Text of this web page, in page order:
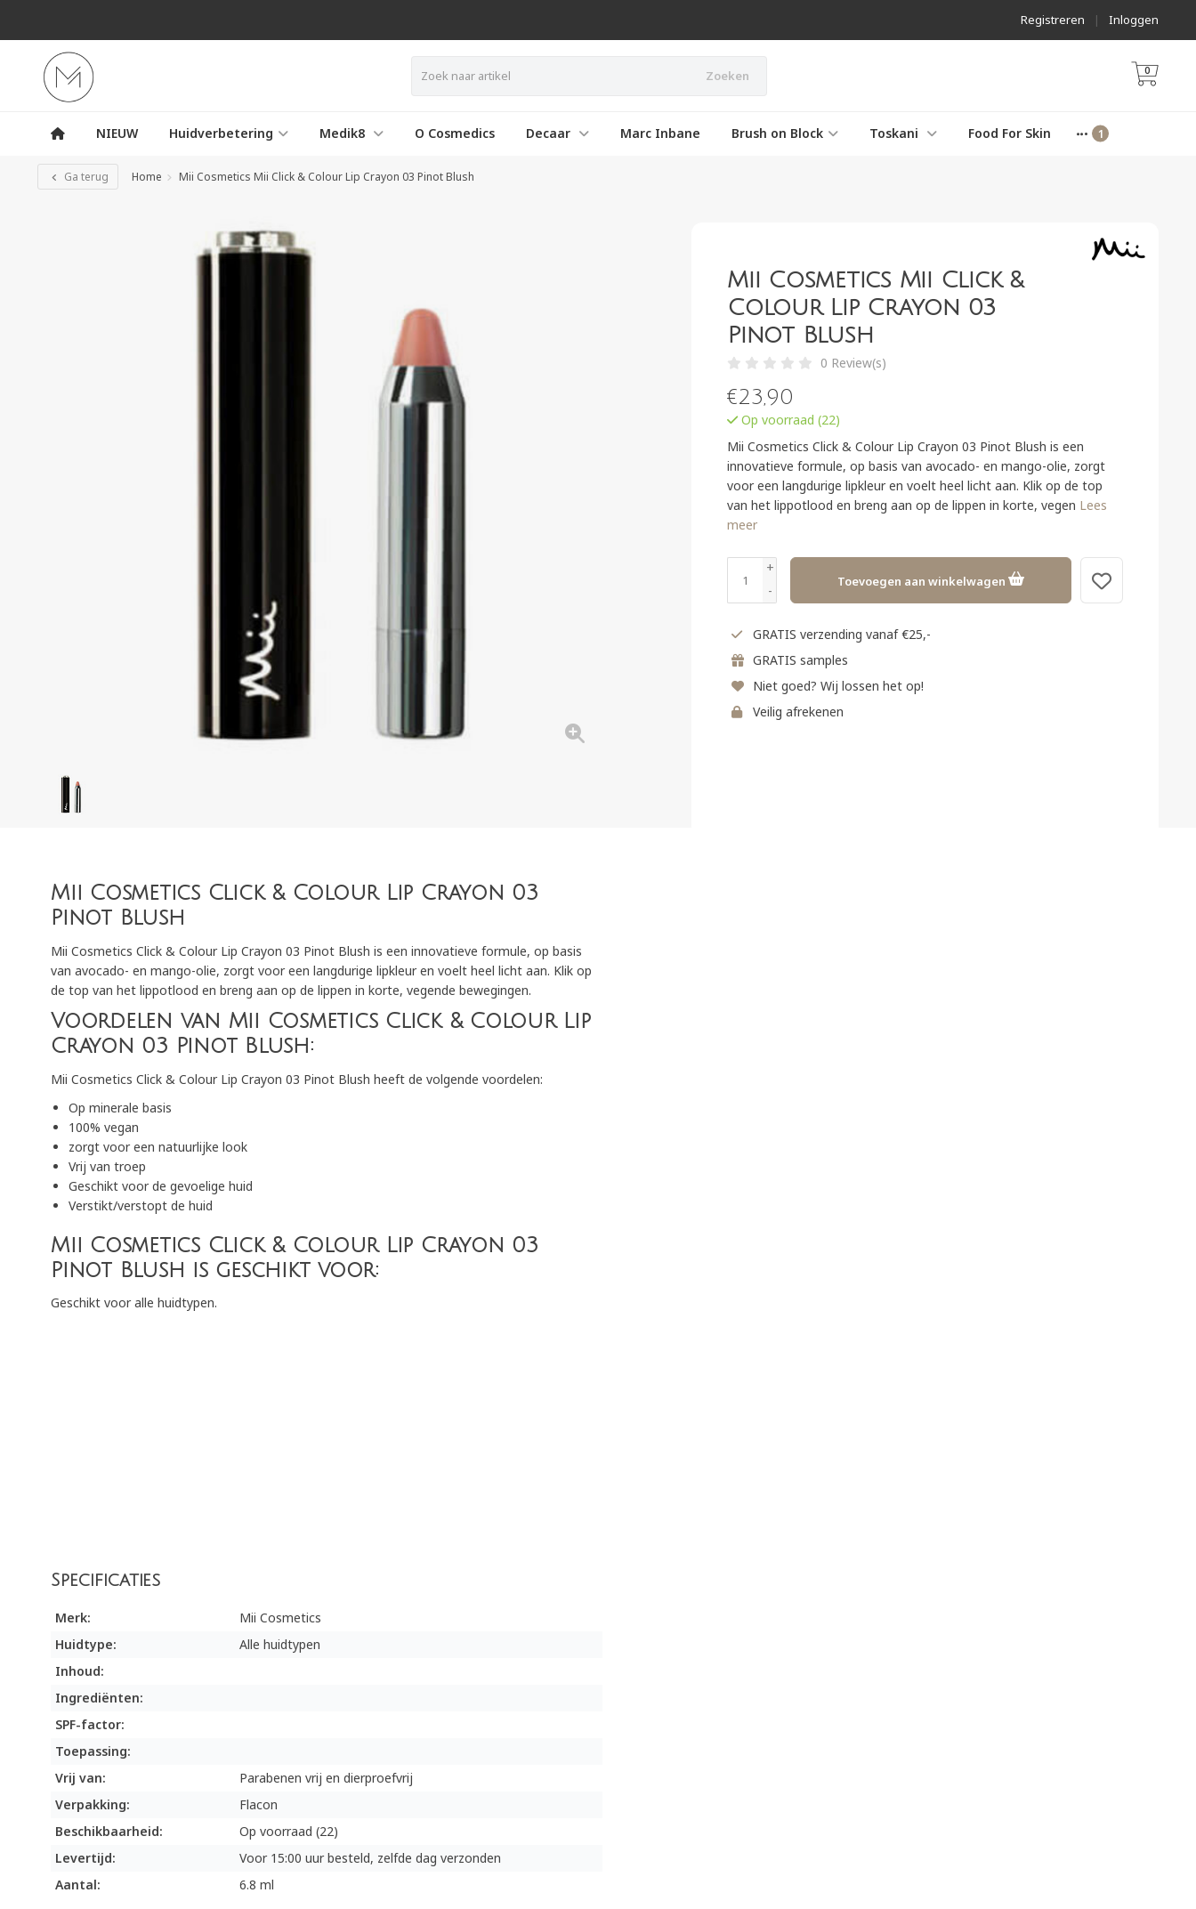
Inloggen
|
Registreren
Zoeken 0
NIEUW Huidverbetering Medik8 O Cosmedics Decaar Marc Inbane Brush on Block Toskani Food For Skin
Ga terug Home Mii Cosmetics Mii Click & Colour Lip Crayon 03 Pinot Blush
Mii Cosmetics Click & Colour Lip Crayon 03
Pinot Blush
Mii Cosmetics Click & Colour Lip Crayon 03 Pinot Blush is een innovatieve formule, op basis
van avocado- en mango-olie, zorgt voor een langdurige lipkleur en voelt heel licht aan. Klik op
de top van het lippotlood en breng aan op de lippen in korte, vegende bewegingen.
Voordelen van Mii Cosmetics Click & Colour Lip
Crayon 03 Pinot Blush:
Mii Cosmetics Click & Colour Lip Crayon 03 Pinot Blush heeft de volgende voordelen:
Op minerale basis
100% vegan
zorgt voor een natuurlijke look
Vrij van troep
Geschikt voor de gevoelige huid
Verstikt/verstopt de huid
Mii Cosmetics Click & Colour Lip Crayon 03
Pinot Blush is geschikt voor:
Geschikt voor alle huidtypen.
Specificaties
Merk:
Mii Cosmetics
Huidtype:
Alle huidtypen
Inhoud:
Ingrediënten:
SPF-factor:
Toepassing:
Vrij van:
Parabenen vrij en dierproefvrij
Verpakking:
Flacon
Beschikbaarheid:
Op voorraad (22)
Levertijd:
Voor 15:00 uur besteld, zelfde dag verzonden
Aantal:
6.8 ml
Mii Cosmetics Mii Click &
Colour Lip Crayon 03
Pinot Blush
0 Review(s)
€23,90
Op voorraad (22)
Mii Cosmetics Click & Colour Lip Crayon 03 Pinot Blush is een
innovatieve formule, op basis van avocado- en mango-olie, zorgt
voor een langdurige lipkleur en voelt heel licht aan. Klik op de top
van het lippotlood en breng aan op de lippen in korte, vegen Lees
meer
+
-
Toevoegen aan winkelwagen
GRATIS verzending vanaf €25,-
GRATIS samples
Niet goed? Wij lossen het op!
Veilig afrekenen